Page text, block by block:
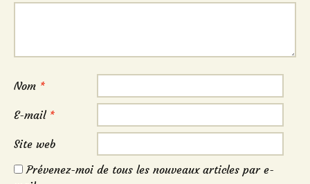
Nom *
E-mail *
Site web
Prévenez-moi de tous les nouveaux articles par e-